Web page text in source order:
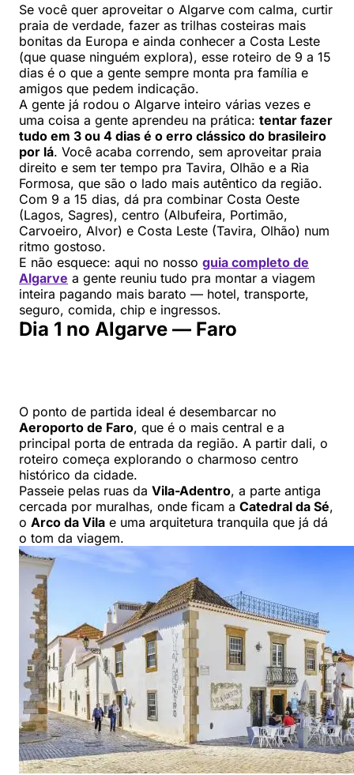
Se você quer aproveitar o Algarve com calma, curtir
praia de verdade, fazer as trilhas costeiras mais
bonitas da Europa e ainda conhecer a Costa Leste
(que quase ninguém explora), esse roteiro de 9 a 15
dias é o que a gente sempre monta pra família e
amigos que pedem indicação.
A gente já rodou o Algarve inteiro várias vezes e
uma coisa a gente aprendeu na prática: tentar fazer
tudo em 3 ou 4 dias é o erro clássico do brasileiro
por lá. Você acaba correndo, sem aproveitar praia
direito e sem ter tempo pra Tavira, Olhão e a Ria
Formosa, que são o lado mais autêntico da região.
Com 9 a 15 dias, dá pra combinar Costa Oeste
(Lagos, Sagres), centro (Albufeira, Portimão,
Carvoeiro, Alvor) e Costa Leste (Tavira, Olhão) num
ritmo gostoso.
E não esquece: aqui no nosso guia completo de
Algarve a gente reuniu tudo pra montar a viagem
inteira pagando mais barato — hotel, transporte,
seguro, comida, chip e ingressos.
Dia 1 no Algarve — Faro
O ponto de partida ideal é desembarcar no
Aeroporto de Faro, que é o mais central e a
principal porta de entrada da região. A partir dali, o
roteiro começa explorando o charmoso centro
histórico da cidade.
Passeie pelas ruas da Vila-Adentro, a parte antiga
cercada por muralhas, onde ficam a Catedral da Sé,
o Arco da Vila e uma arquitetura tranquila que já dá
o tom da viagem.